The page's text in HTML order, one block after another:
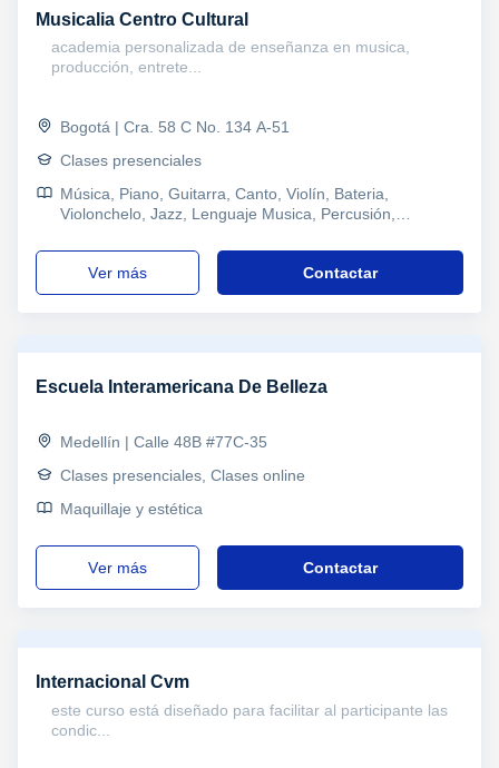
Musicalia Centro Cultural
academia personalizada de enseñanza en musica,
producción, entrete...
Bogotá | Cra. 58 C No. 134 A-51
Clases presenciales
Música, Piano, Guitarra, Canto, Violín, Bateria,
Violonchelo, Jazz, Lenguaje Musica, Percusión,
ver más Contactar
Escuela Interamericana De Belleza
Medellín | Calle 48B #77C-35
Clases presenciales, Clases online
Maquillaje y estética
ver más Contactar
Internacional Cvm
este curso está diseñado para facilitar al participante las
condic...